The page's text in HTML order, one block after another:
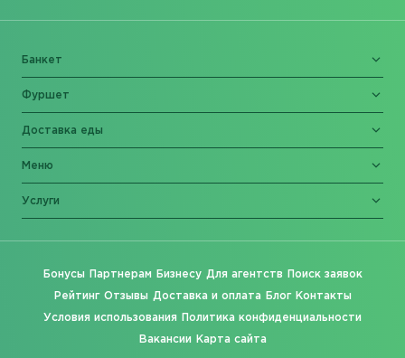
Банкет
Фуршет
Доставка еды
Меню
Услуги
Бонусы Партнерам Бизнесу Для агентств Поиск заявок
Рейтинг Отзывы Доставка и оплата Блог Контакты
Условия использования Политика конфиденциальности
Вакансии Карта сайта